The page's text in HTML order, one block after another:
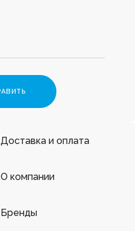
Доставка и оплата
О компании
Бренды